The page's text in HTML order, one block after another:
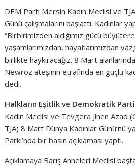
DEM Parti Mersin Kadın Meclisi ve
Günü çalışmalarını başlattı. Kadınlar
“Birbirimizden aldığımız gücü
yaşamlarımızdan, hayatlarımızdan
birlikte haykıracağız. 8 Mart
Newroz ateşinin etrafında en güçlü
dedi.
Halkların Eşitlik ve Demokratik
Kadın Meclisi ve Tevgera Jinen Azad
TJA) 8 Mart Dünya Kadınlar Günü’nü
Parkı’nda bir basın açıklaması yaptı.
Açıklamaya Barış Anneleri Meclisi